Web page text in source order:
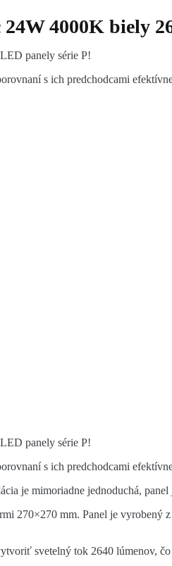
4000K biely
panely série P!
s ich predchodcami
panely série P!
s ich predchodcami
je mimoriadne jednoduchá,
270×270 mm. Panel je
svetelný tok 2640 lúmenov,